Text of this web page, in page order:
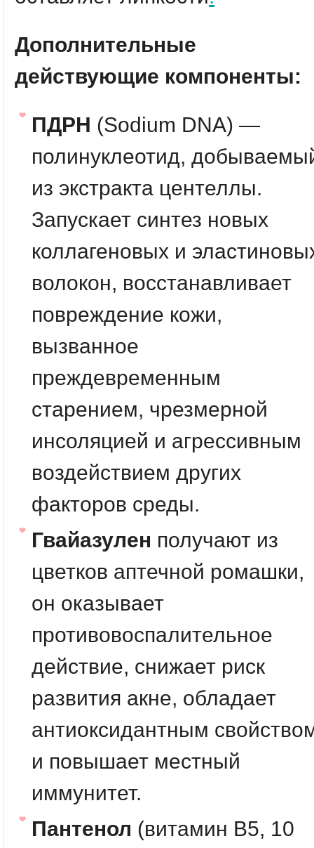
Дополнительные
действующие компоненты:
ПДРН (Sodium DNA) —
полинуклеотид,
из экстракта центеллы.
Запускает синтез новых
коллагеновых и
волокон, восстанавливает
повреждение кожи,
вызванное
преждевременным
старением, чрезмерной
инсоляцией и агрессивным
воздействием других
факторов среды.
Гвайазулен получают из
цветков аптечной ромашки,
он оказывает
противовоспалительное
действие, снижает риск
развития акне, обладает
антиоксидантным
и повышает местный
иммунитет.
Пантенол (витамин B5, 10